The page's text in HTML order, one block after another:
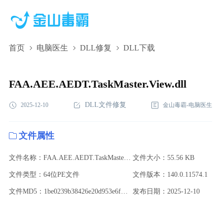
首页 电脑医生 DLL修复 DLL下载
FAA.AEE.AEDT.TaskMaster.View.dll
2025-12-10 DLL文件修复 金山毒霸-电脑医生
文件属性
文件名称：FAA.AEE.AEDT.TaskMaster.View.dll 文件大小：55.56 KB
文件类型：64位PE文件 文件版本：140.0.11574.1
文件MD5：1be0239b38426e20d953e6f4205ea8f9 发布日期：2025-12-10